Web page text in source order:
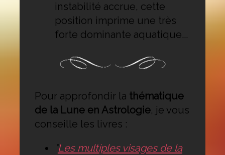
instabilité accrue, cette
position imprime une très
forte dominante aquatique...
Pour approfondir la thématique
de la Lune en Astrologie, je vous
conseille les livres :
"Les multiples visages de la